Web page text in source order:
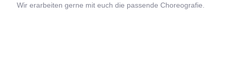
Wir erarbeiten gerne mit euch die passende Choreografie.